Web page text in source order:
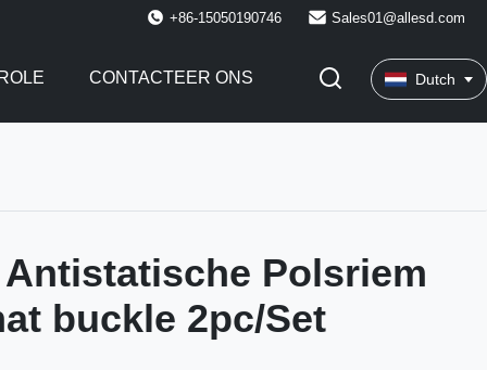
+86-15050190746 Sales01@allesd.com
CONTACTEER ONS Dutch
Polsriem
buckle 2pc/Set